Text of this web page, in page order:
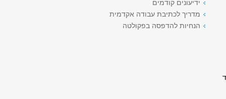
ידיעונים קודמים
מדריך לכתיבת עבודה אקדמית
הנחיות להדפסה בפקולטה